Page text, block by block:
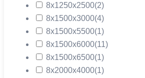
8х1250х2500(2)
8х1500х3000(4)
8х1500х5500(1)
8х1500х6000(11)
8х1500х6500(1)
8х2000х4000(1)